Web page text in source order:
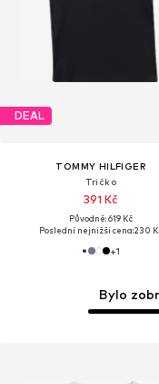
DEAL
TOMMY HILFIGER
Tričko
391 Kč
Původně: 619 Kč
Poslední nejnižší cena:230
+1
Bylo